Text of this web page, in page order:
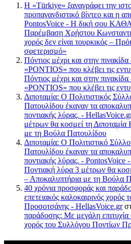
Η «Türkiye» ξαναγράφει την
προπαγανδιστικό βίντεο και η
PontosVoice - H δική σου
Παρέμβαση Χρήστου
χορός δεν είναι τουρκικός –
σφετερισμό»
Πόντιος μέχρι και στην
«PONTIOS» που κλέβει τις
Πόντιος μέχρι και στην
«PONTIOS» που κλέβει τις
Διποταμία: Ο Πολιτιστικός
Πατουλίδου έκαναν τα
ποντιακής λύρας. -
μέτρων θα κοσμεί τη
με τη Βούλα Πατουλίδου
Διποταμία: Ο Πολιτιστικό
Πατουλίδου έκαναν τα
ποντιακής λύρας. -
Ποντιακή λύρα 3 μέτρων θα
– Αποκαλυπτήρια με τη Βούλα
40 χρόνια προσφοράς και
επετειακός καλοκαιρινός
Προσοτσάνης - HellasVoice.gr
παράδοσης: Με μεγάλη επιτυχία
χορός του Συλλόγου Ποντίων